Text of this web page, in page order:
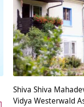
Shiva Shiva
Vidya Westerwald